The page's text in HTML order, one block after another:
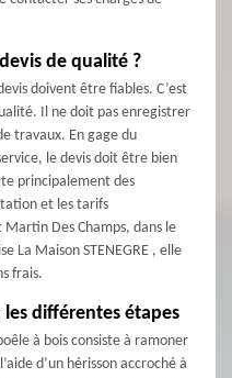
de qualité ?
doivent être fiables. C’est
Il ne doit pas enregistrer
travaux. En gage du
le devis doit être bien
principalement des
et les tarifs
Des Champs, dans le
La Maison STENEGRE , elle
frais.
différentes étapes
à bois consiste à ramoner
d’un hérisson accroché à